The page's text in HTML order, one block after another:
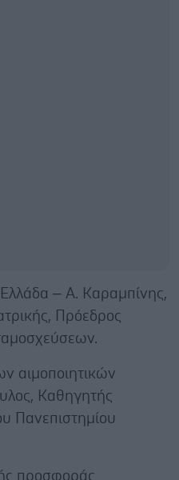
– Α. Καραμπίνης,
Πρόεδρος
αιμοποιητικών
Καθηγητής
Πανεπιστημίου
προσφοράς